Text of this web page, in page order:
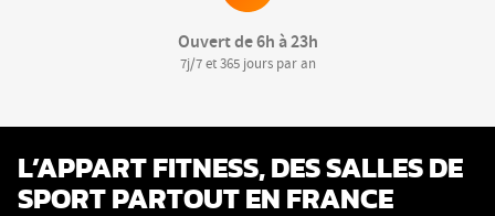
Ouvert de 6h à 23h
7j/7 et 365 jours par an
L’APPART FITNESS, DES SALLES DE
SPORT PARTOUT EN FRANCE